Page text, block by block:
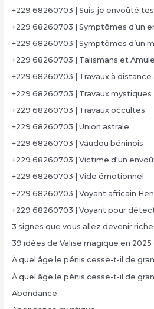
+229 68260703 | Suis-je envoûté
+229 68260703 | Symptômes d’un
+229 68260703 | Symptômes d’un
+229 68260703 | Talismans et
+229 68260703 | Travaux à distance
+229 68260703 | Travaux mystiques
+229 68260703 | Travaux occultes
+229 68260703 | Union astrale
+229 68260703 | Vaudou béninois
+229 68260703 | Victime d'un
+229 68260703 | Vide émotionnel
+229 68260703 | Voyant africain
+229 68260703 | Voyant pour
3 signes que vous allez devenir
39 idées de Valise magique en 2025
À quel âge le pénis cesse-t-il de
À quel âge le pénis cesse-t-il de
Abondance